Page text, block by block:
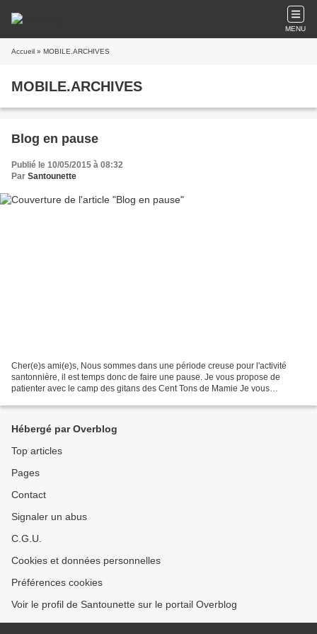
MENU
Accueil » MOBILE.ARCHIVES
MOBILE.ARCHIVES
Blog en pause
Publié le 10/05/2015 à 08:32
Par Santounette
Cher(e)s ami(e)s, Nous sommes dans une période creuse pour l'activité
santonnière, il est temps donc de faire une pause. Je vous propose de
patienter avec le camp des gitans des Cent Tons de Mamie Je vous
Hébergé par Overblog
Top articles
Pages
Contact
Signaler un abus
C.G.U.
Cookies et données personnelles
Préférences cookies
Voir le profil de Santounette sur le portail Overblog